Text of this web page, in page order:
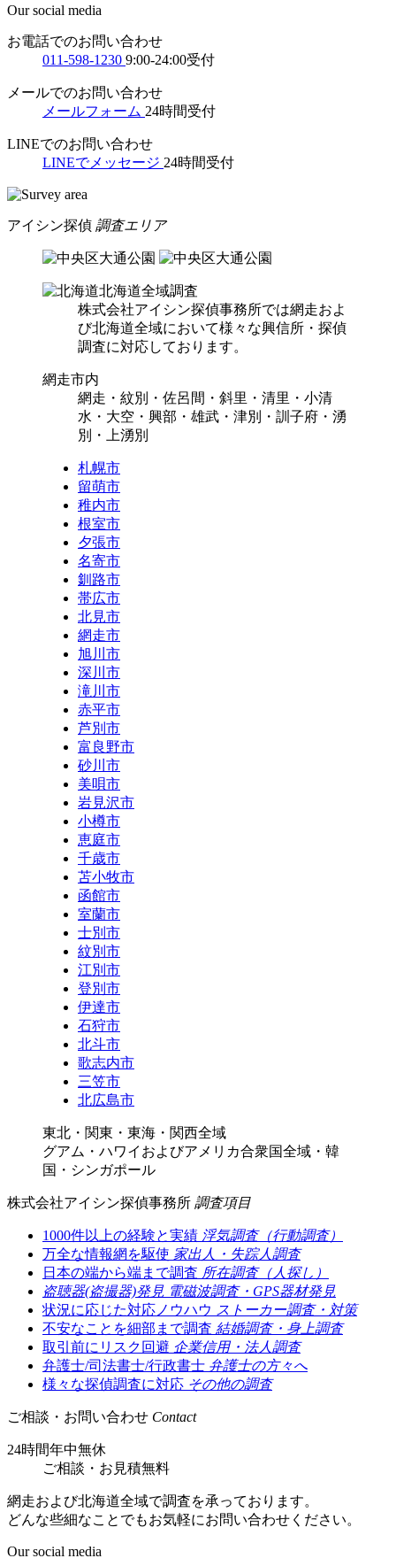
Our social media
お電話でのお問い合わせ
011-598-1230 9:00-24:00受付
メールでのお問い合わせ
メールフォーム 24時間受付
LINEでのお問い合わせ
LINEでメッセージ 24時間受付
アイシン探偵 調査エリア
北海道全域調査
株式会社アイシン探偵事務所では網走およ
び北海道全域において様々な興信所・探偵
調査に対応しております。
網走市内
網走・紋別・佐呂間・斜里・清里・小清
水・大空・興部・雄武・津別・訓子府・湧
別・上湧別
札幌市
留萌市
稚内市
根室市
夕張市
名寄市
釧路市
帯広市
北見市
網走市
旭川市
深川市
滝川市
赤平市
芦別市
富良野市
砂川市
美唄市
岩見沢市
小樽市
恵庭市
千歳市
苫小牧市
函館市
室蘭市
士別市
紋別市
江別市
登別市
伊達市
石狩市
北斗市
歌志内市
三笠市
北広島市
東北・関東・東海・関西全域
グアム・ハワイおよびアメリカ合衆国全域・韓
国・シンガポール
株式会社アイシン探偵事務所 調査項目
1000件以上の経験と実績 浮気調査（行動調査）
万全な情報網を駆使 家出人・失踪人調査
日本の端から端まで調査 所在調査（人探し）
盗聴器(盗撮器)発見 電磁波調査・GPS器材発見
状況に応じた対応ノウハウ ストーカー調査・対策
不安なことを細部まで調査 結婚調査・身上調査
取引前にリスク回避 企業信用・法人調査
弁護士/司法書士/行政書士 弁護士の方々へ
様々な探偵調査に対応 その他の調査
ご相談・お問い合わせ Contact
24時間年中無休
ご相談 ・ お見積無料
網走および北海道全域で調査を承っております。
どんな些細なことでもお気軽にお問い合わせください。
Our social media